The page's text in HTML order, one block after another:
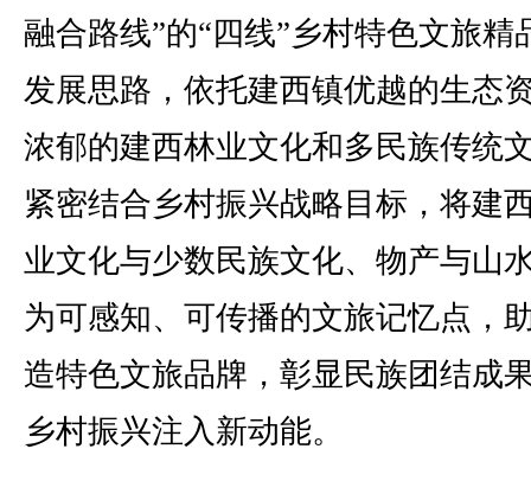
融合路线”的“四线”乡村特色文旅精
发展思路，依托建西镇优越的生态
浓郁的建西林业文化和多民族传统
紧密结合乡村振兴战略目标，将建
业文化与少数民族文化、物产与山
为可感知、可传播的文旅记忆点，
造特色文旅品牌，彰显民族团结成
乡村振兴注入新动能。